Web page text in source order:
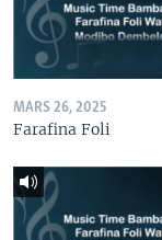
MARS 26, 2025
Farafina Foli